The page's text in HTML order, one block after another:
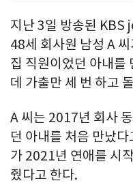
지난 3일 방송된 KBS
48세 회사원 남성 A
집 직원이었던 아내를
데 가출만 세 번 하고
A 씨는 2017년 회사
던 아내를 처음 만났
가 2021년 연애를 시
줬다고 한다.